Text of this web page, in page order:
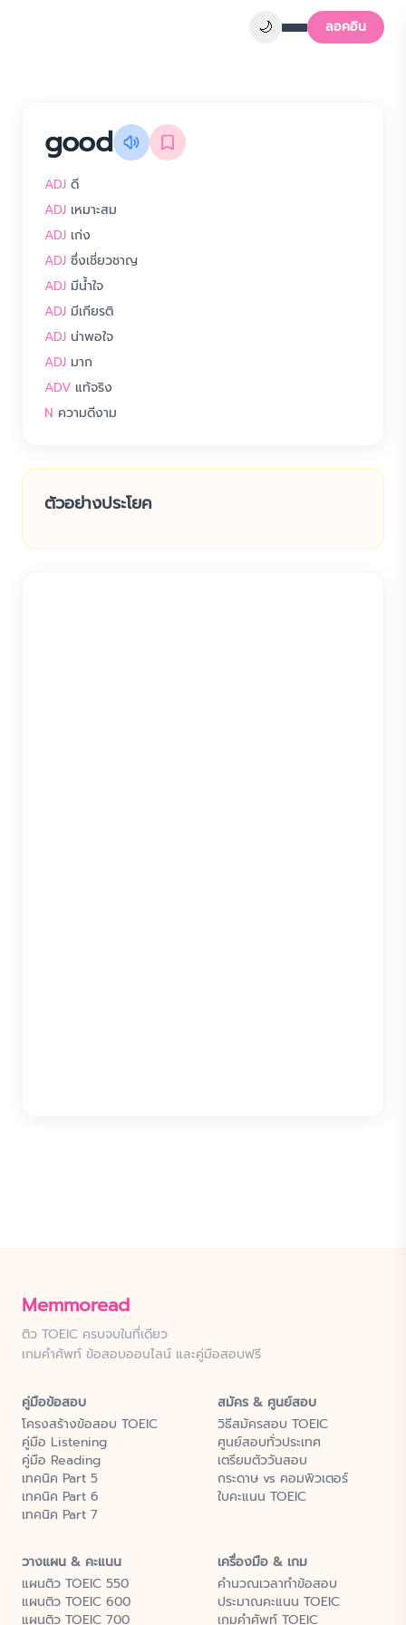
🌙 ลอคอิน
good
ADJ ดี
ADJ เหมาะสม
ADJ เก่ง
ADJ ซึ่งเชี่ยวชาญ
ADJ มีน้ำใจ
ADJ มีเกียรติ
ADJ น่าพอใจ
ADJ มาก
ADV แท้จริง
N ความดีงาม
ตัวอย่างประโยค
Memmoread
ติว TOEIC ครบจบในที่เดียว
เกมคำศัพท์ ข้อสอบออนไลน์ และคู่มือสอบฟรี
คู่มือข้อสอบ
โครงสร้างข้อสอบ TOEIC
คู่มือ Listening
คู่มือ Reading
เทคนิค Part 5
เทคนิค Part 6
เทคนิค Part 7
สมัคร & ศูนย์สอบ
วิธีสมัครสอบ TOEIC
ศูนย์สอบทั่วประเทศ
เตรียมตัววันสอบ
กระดาษ vs คอมพิวเตอร์
ใบคะแนน TOEIC
วางแผน & คะแนน
แผนติว TOEIC 550
แผนติว TOEIC 600
แผนติว TOEIC 700
เครื่องมือ & เกม
คำนวณเวลาทำข้อสอบ
ประมาณคะแนน TOEIC
เกมคำศัพท์ TOEIC